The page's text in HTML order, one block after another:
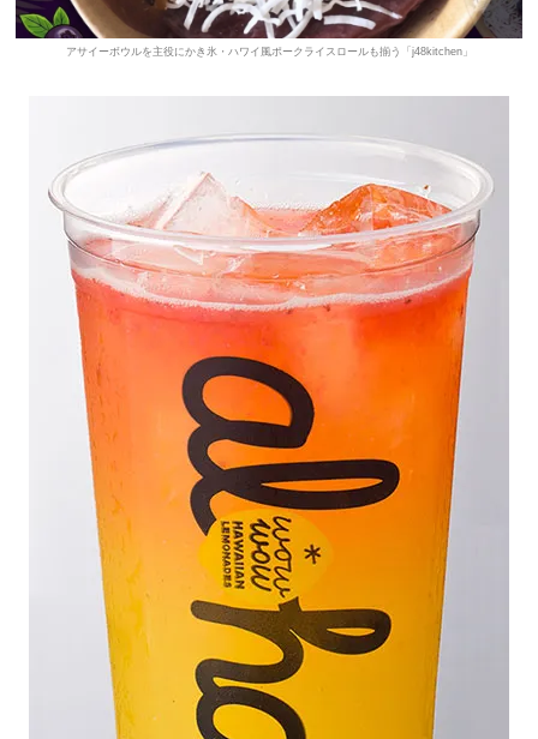
アサイーボウルを主役にかき氷・ハワイ風ポークライスロールも揃う「j48kitchen」